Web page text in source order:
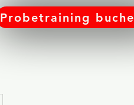
Probetraining